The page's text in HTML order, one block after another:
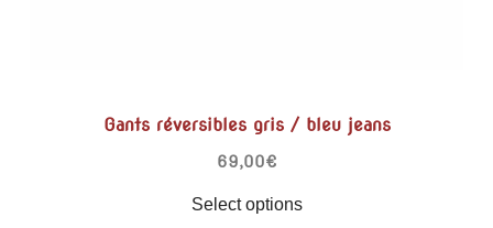
Gants réversibles gris / bleu jeans
69,00€
Select options